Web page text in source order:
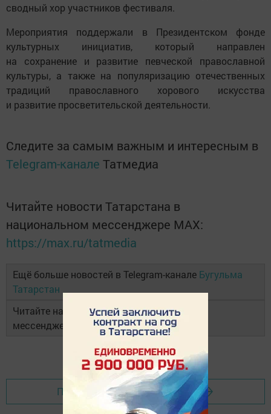
сводный хор участников фестиваля.
Мероприятия поддержали в Президентском фонде
культурных инициатив, который направлен
на сохранение и развитие певческой православной
культуры, а также на популяризацию отечественных
традиций православного хорового искусства
и развитие просветительской деятельности.
Следите за самым важным и интересным в
Telegram-канале Татмедиа
Читайте новости Татарстана в
национальном мессенджере MАХ:
https://max.ru/tatmedia
Ещё больше новостей в Telegram-канале Бугульма
Татарстан
Читайте наши новости в национальном
мессенджере
MAXи в«Дзен»
Перейти на страницу новости